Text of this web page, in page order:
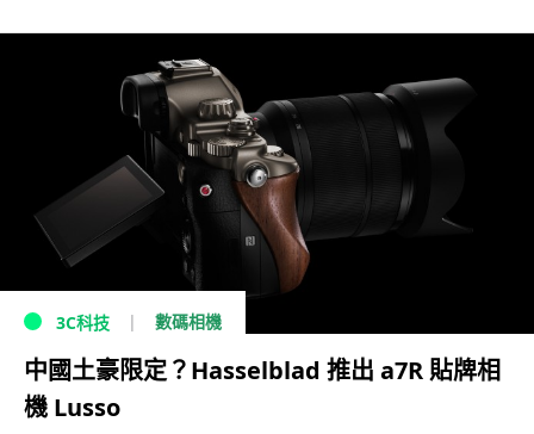
3C科技 數碼相機
中國土豪限定？Hasselblad 推出 a7R 貼牌相
機 Lusso